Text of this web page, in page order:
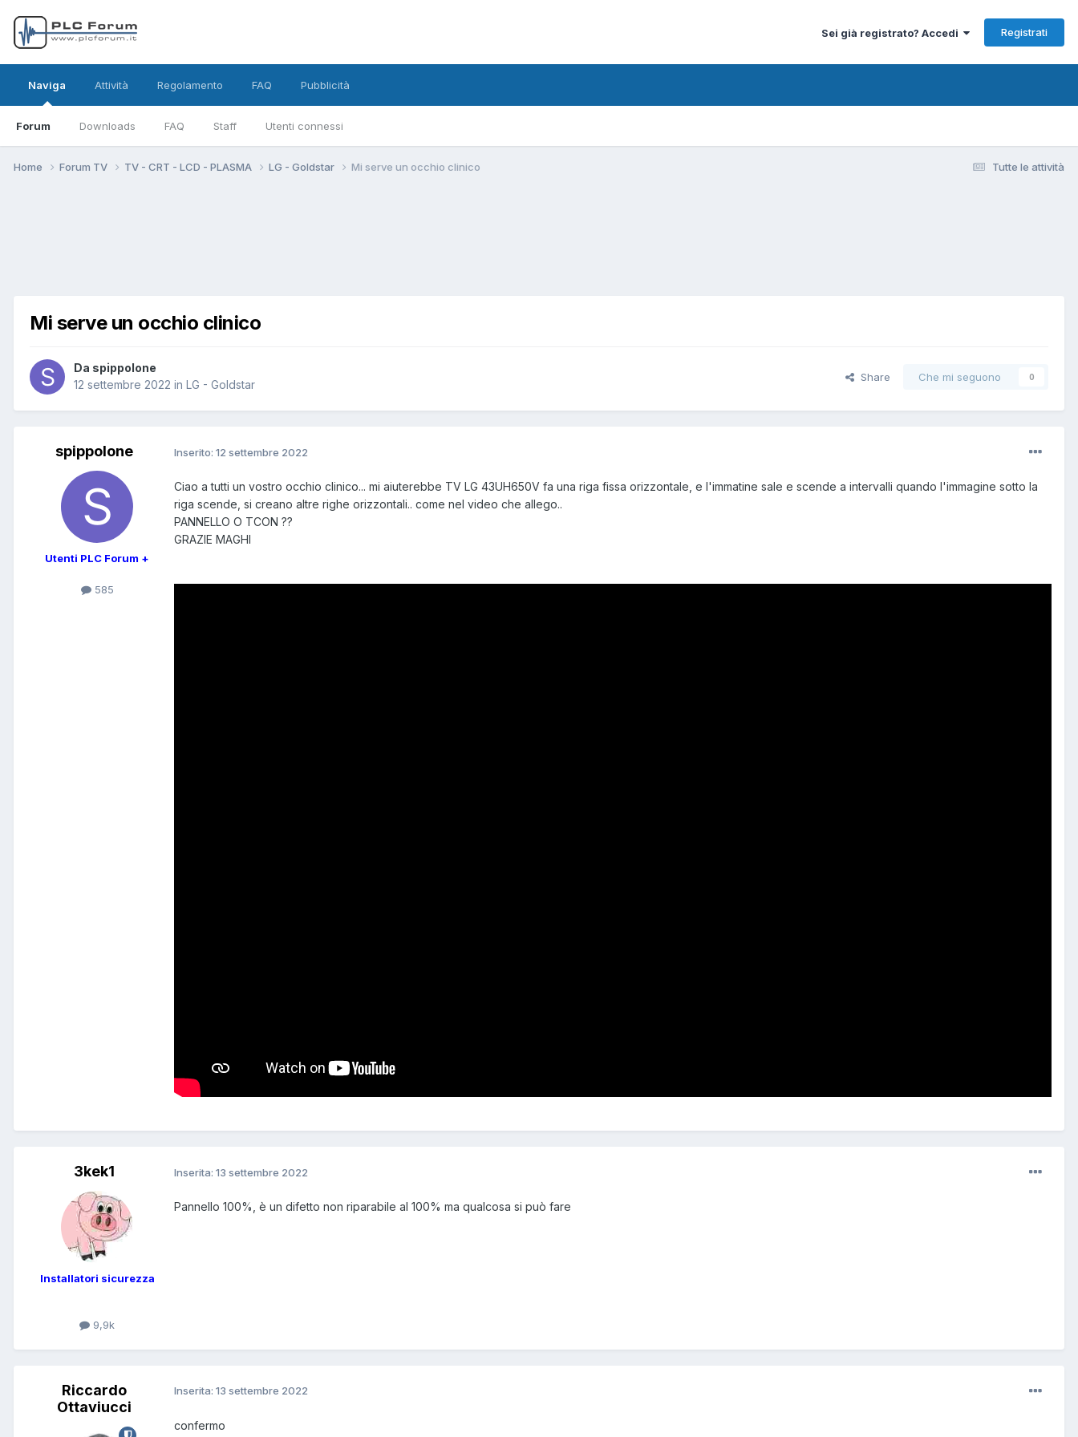
Sei già registrato? Accedi Registrati
Naviga
Forum Downloads FAQ Staff Utenti connessi
Attività Regolamento FAQ Pubblicità
Tutte le attività
Home Forum TV TV - CRT - LCD - PLASMA LG - Goldstar Mi serve un occhio clinico
Mi serve un occhio clinico
Da spippolone
12 settembre 2022 in LG - Goldstar
Share Che mi seguono 0
spippolone
Utenti PLC Forum +
585
Inserito: 12 settembre 2022
Ciao a tutti un vostro occhio clinico... mi aiuterebbe TV LG 43UH650V fa una riga fissa orizzontale, e l'immatine sale e scende a intervalli quando l'immagine sotto la
riga scende, si creano altre righe orizzontali.. come nel video che allego..
PANNELLO O TCON ??
GRAZIE MAGHI
3kek1
Installatori sicurezza
9,9k
Inserita: 13 settembre 2022
Pannello 100%, è un difetto non riparabile al 100% ma qualcosa si può fare
Riccardo
Ottaviucci
Inserita: 13 settembre 2022
confermo